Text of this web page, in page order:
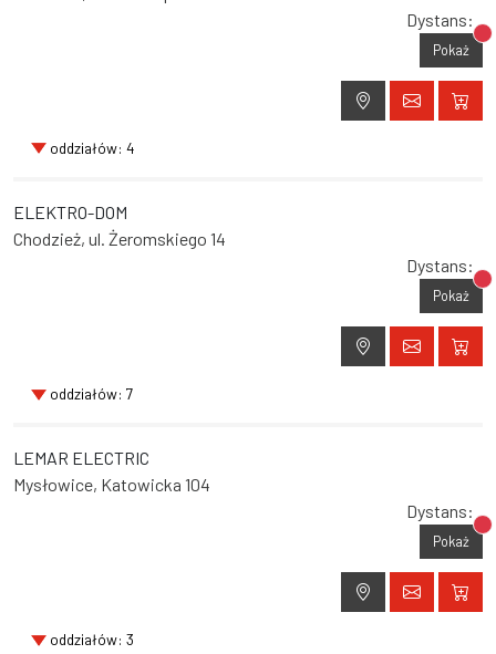
Dystans:
Pokaż
oddziałów: 4
ELEKTRO-DOM
Chodzież, ul. Żeromskiego 14
Dystans:
Pokaż
oddziałów: 7
LEMAR ELECTRIC
Mysłowice, Katowicka 104
Dystans:
Pokaż
oddziałów: 3